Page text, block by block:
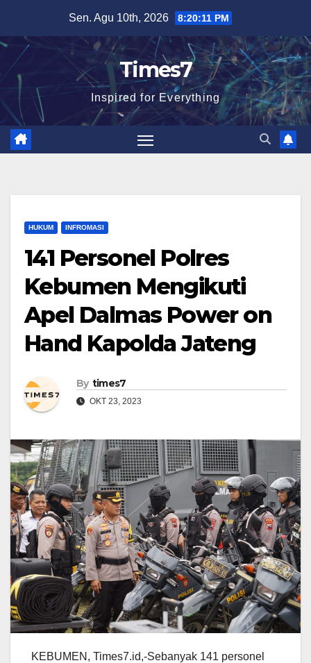
content
Sen. Agu 10th, 2026 8:20:13 PM
Times7
Inspired for Everything
HUKUM INFROMASI
141 Personel Polres
Kebumen Mengikuti
Apel Dalmas Power on
Hand Kapolda Jateng
By times7
OKT 23, 2023
KEBUMEN, Times7.id,-Sebanyak 141 personel